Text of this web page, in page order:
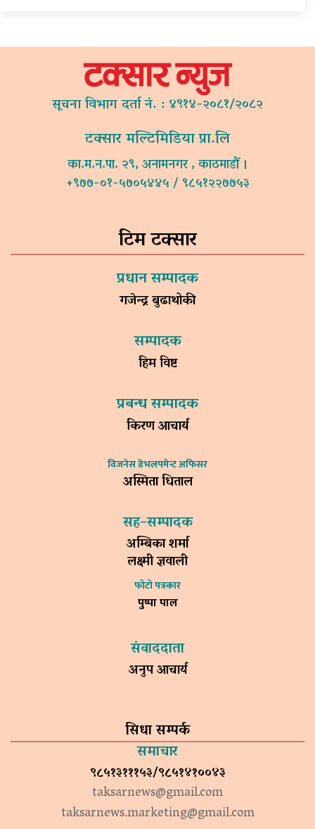
सूचना विभाग दर्ता नं. : ४९१४-२०८१/२०८२
टक्सार मल्टिमिडिया प्रा.लि
का.म.न.पा. २९, अनामनगर , काठमाडौं ।
+९७७-०१-५७०५४४५ / ९८५१२२७७५३
टिम टक्सार
प्रधान सम्पादक
गजेन्द्र बुढाथोकी
सम्पादक
हिम विष्ट
प्रबन्ध सम्पादक
किरण आचार्य
विजनेस डेभलपमेन्ट अफिसर
अस्मिता धिताल
सह–सम्पादक
अम्बिका शर्मा
लक्ष्मी ज्ञवाली
फोटो पत्रकार
पुष्पा पाल
संवाददाता
अनुप आचार्य
सिधा सम्पर्क
समाचार
९८५१३१११५३/९८५१४१००४३
taksarnews@gmail.com
taksarnews.marketing@gmail.com